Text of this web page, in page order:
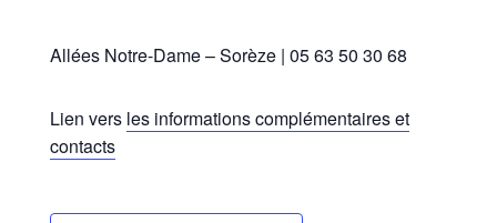
Allées Notre-Dame – Sorèze | 05 63 50 30 68
Lien vers les informations complémentaires et
contacts